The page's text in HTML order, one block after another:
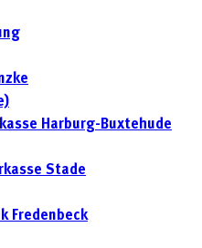
Harburg-Buxtehude
Stade
Fredenbeck